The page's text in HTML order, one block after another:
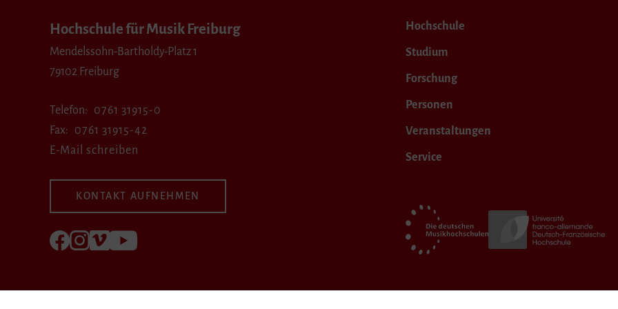
Hochschule für Musik Freiburg
Mendelssohn-Bartholdy-Platz 1
79102 Freiburg
Telefon
0761 31915-0
Fax
0761 31915-42
E-Mail schreiben
KONTAKT AUFNEHMEN
Folgen Sie uns auf Facebook
Folgen Sie uns auf Instagram
Besuchen Sie uns bei Vimeo
Hochschule
Studium
Forschung
Personen
Veranstaltungen
Service